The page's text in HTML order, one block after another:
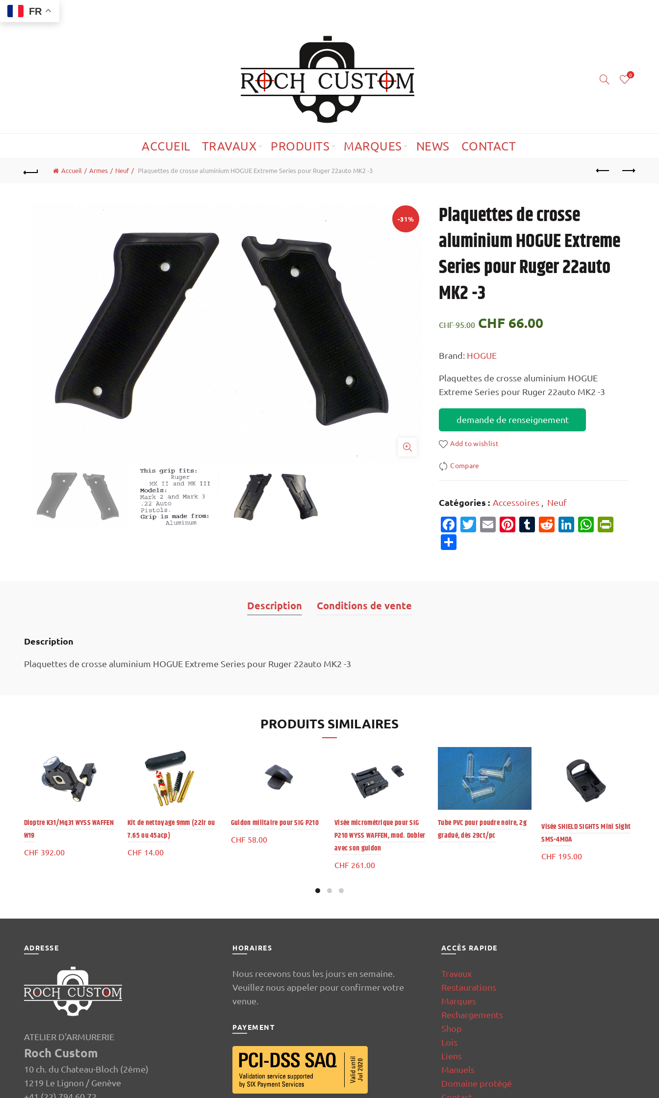
FR
0
ACCUEIL TRAVAUX PRODUITS MARQUES NEWS CONTACT
Accueil Armes Neuf Plaquettes de crosse aluminium HOGUE Extreme Series pour Ruger 22auto MK2 -3
-31%
Plaquettes de crosse
aluminium HOGUE Extreme
Series pour Ruger 22auto
MK2 -3
CHF95.00 Le
était :
CHF 95.00.
CHF 66.00
est :
CHF 66.00.
Brand: HOGUE
Plaquettes de crosse aluminium HOGUE
Extreme Series pour Ruger 22auto MK2 -3
demande de renseignement
Add to wishlist
Compare
Catégories : Accessoires Neuf
Facebook
Twitter
EmailPinterest
Tumblr
Reddit
LinkedIn
Description Conditions de vente
Description
Plaquettes de crosse aluminium HOGUE Extreme Series pour Ruger 22auto MK2 -3
PRODUITS SIMILAIRES
Dioptre K31/Mq31 WYSS WAFFEN
W19
CHF 392.00
Kit de nettoyage 9mm (22lr ou
7.65 ou 45acp)
CHF 14.00
Guidon militaire pour SIG P210
CHF 58.00
Visée micrométrique pour SIG
P210 WYSS WAFFEN, mod. Dobler
avec son guidon
CHF 261.00
Tube PVC pour poudre noire, 2g
gradué, dès 29ct/pc
Visée SHIELD SIGHTS Mini Sight
SMS-4MOA
CHF 195.00
ADRESSE
ATELIER D'ARMURERIE
Roch Custom
10 ch. du Chateau-Bloch (2ème)
1219 Le Lignon / Genève
HORAIRES
Nous recevons tous les jours en semaine.
Veuillez nous appeler pour confirmer votre
venue.
PAYEMENT
ACCÈS RAPIDE
Travaux
Restaurations
Marques
Rechargements
Shop
Lois
Liens
Manuels
Domaine protégé